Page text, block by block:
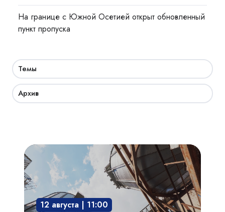
На границе с Южной Осетией открыт обновленный
пункт пропуска
Темы
Архив
Взрывозащита
технологического
оборудования:
защита
опасного
12 августа | 11:00